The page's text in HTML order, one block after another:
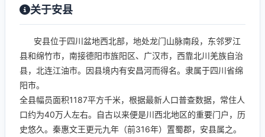
关于安县
安县位于四川盆地西北部，地处龙门山脉南段，东邻罗江
县和绵竹市，南接德阳市旌阳区、广汉市，西靠北川羌族自治
县，北连江油市。因县境内有安昌河而得名。隶属于四川省绵
阳市。
全县幅员面积1187平方千米，根据最新人口普查数据，常住人
口约为40万人左右。自古以来便是川西北地区的重要门户，历
史悠久。秦惠文王更元九年（前316年）置蜀郡，安县属之。